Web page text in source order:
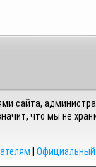
сайта,
что мы не
Официальный